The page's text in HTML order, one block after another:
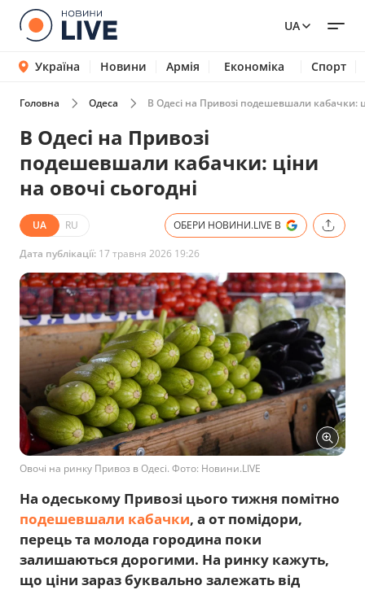
UA
Україна Новини Армія Економіка Спорт
Головна Одеса В Одесі на Привозі подешевшали кабачки:
В Одесі на Привозі
подешевшали кабачки: ціни
на овочі сьогодні
UA RU ОБЕРИ НОВИНИ.LIVE В
Дата публікації: 17 травня 2026 19:26
Овочі на ринку Привоз в Одесі. Фото: Новини.LIVE
На одеському Привозі цього тижня помітно
подешевшали кабачки, а от помідори,
перець та молода городина поки
залишаються дорогими. На ринку кажуть,
що ціни зараз буквально залежать від